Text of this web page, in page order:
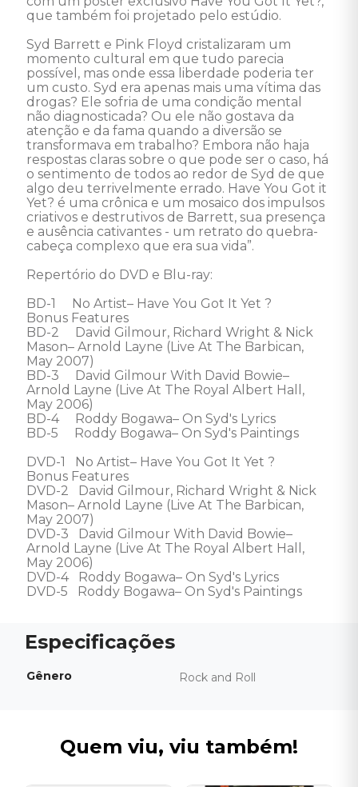
que também foi projetado pelo estúdio.
Syd Barrett e Pink Floyd cristalizaram um
momento cultural em que tudo parecia
possível, mas onde essa liberdade poderia ter
um custo. Syd era apenas mais uma vítima das
drogas? Ele sofria de uma condição mental
não diagnosticada? Ou ele não gostava da
atenção e da fama quando a diversão se
transformava em trabalho? Embora não haja
respostas claras sobre o que pode ser o caso, há
o sentimento de todos ao redor de Syd de que
algo deu terrivelmente errado. Have You Got it
Yet? é uma crônica e um mosaico dos impulsos
criativos e destrutivos de Barrett, sua presença
e ausência cativantes - um retrato do quebra-
cabeça complexo que era sua vida”.
Repertório do DVD e Blu-ray:
BD-1     No Artist– Have You Got It Yet ?
Bonus Features
BD-2     David Gilmour, Richard Wright & Nick
Mason– Arnold Layne (Live At The Barbican,
May 2007)
BD-3     David Gilmour With David Bowie–
Arnold Layne (Live At The Royal Albert Hall,
May 2006)
BD-4     Roddy Bogawa– On Syd's Lyrics
BD-5     Roddy Bogawa– On Syd's Paintings
DVD-1   No Artist– Have You Got It Yet ?
Bonus Features
DVD-2   David Gilmour, Richard Wright & Nick
Mason– Arnold Layne (Live At The Barbican,
May 2007)
DVD-3   David Gilmour With David Bowie–
Arnold Layne (Live At The Royal Albert Hall,
May 2006)
DVD-4   Roddy Bogawa– On Syd's Lyrics
DVD-5   Roddy Bogawa– On Syd's Paintings
Gênero Rock and Roll
Quem viu, viu também!